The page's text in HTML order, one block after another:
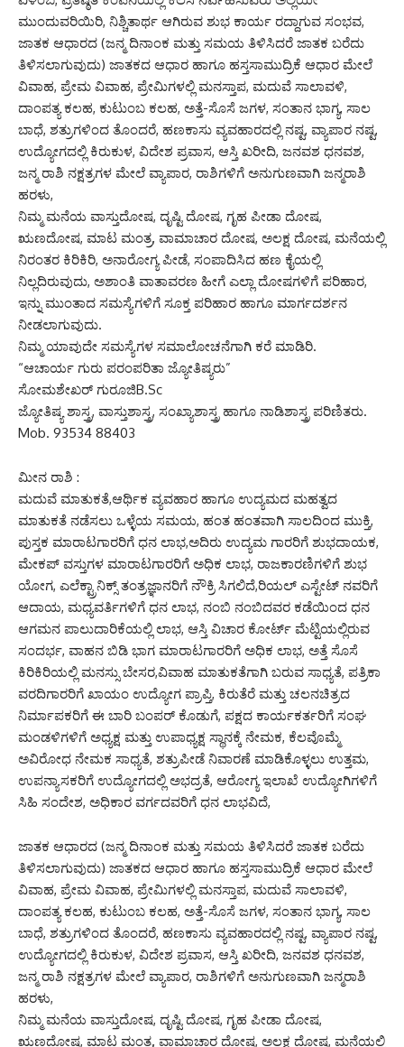
ಮುಂದುವರಿಯಿರಿ, ನಿಶ್ಚಿತಾರ್ಥ ಆಗಿರುವ ಶುಭ ಕಾರ್ಯ ರದ್ದಾಗುವ ಸಂಭವ,
ಜಾತಕ ಆಧಾರದ (ಜನ್ಮ ದಿನಾಂಕ ಮತ್ತು ಸಮಯ ತಿಳಿಸಿದರೆ ಜಾತಕ ಬರೆದು
ತಿಳಿಸಲಾಗುವುದು) ಜಾತಕದ ಆಧಾರ ಹಾಗೂ ಹಸ್ತಸಾಮುದ್ರಿಕೆ ಆಧಾರ ಮೇಲೆ
ವಿವಾಹ, ಪ್ರೇಮ ವಿವಾಹ, ಪ್ರೇಮಿಗಳಲ್ಲಿ ಮನಸ್ತಾಪ, ಮದುವೆ ಸಾಲಾವಳಿ,
ದಾಂಪತ್ಯ ಕಲಹ, ಕುಟುಂಬ ಕಲಹ, ಅತ್ತೆ-ಸೊಸೆ ಜಗಳ, ಸಂತಾನ ಭಾಗ್ಯ, ಸಾಲ
ಬಾಧೆ, ಶತ್ರುಗಳಿಂದ ತೊಂದರೆ, ಹಣಕಾಸು ವ್ಯವಹಾರದಲ್ಲಿ ನಷ್ಟ, ವ್ಯಾಪಾರ ನಷ್ಟ,
ಉದ್ಯೋಗದಲ್ಲಿ ಕಿರುಕುಳ, ವಿದೇಶ ಪ್ರವಾಸ, ಆಸ್ತಿ ಖರೀದಿ, ಜನವಶ ಧನವಶ,
ಜನ್ಮ ರಾಶಿ ನಕ್ಷತ್ರಗಳ ಮೇಲೆ ವ್ಯಾಪಾರ, ರಾಶಿಗಳಿಗೆ ಅನುಗುಣವಾಗಿ ಜನ್ಮರಾಶಿ
ಹರಳು,
ನಿಮ್ಮ ಮನೆಯ ವಾಸ್ತುದೋಷ, ದೃಷ್ಟಿ ದೋಷ, ಗೃಹ ಪೀಡಾ ದೋಷ,
ಋಣದೋಷ, ಮಾಟ ಮಂತ್ರ, ವಾಮಾಚಾರ ದೋಷ, ಅಲಕ್ಷ ದೋಷ, ಮನೆಯಲ್ಲಿ
ನಿರಂತರ ಕಿರಿಕಿರಿ, ಅನಾರೋಗ್ಯ ಪೀಡೆ, ಸಂಪಾದಿಸಿದ ಹಣ ಕೈಯಲ್ಲಿ
ನಿಲ್ಲದಿರುವುದು, ಅಶಾಂತಿ ವಾತಾವರಣ ಹೀಗೆ ಎಲ್ಲಾ ದೋಷಗಳಿಗೆ ಪರಿಹಾರ,
ಇನ್ನು ಮುಂತಾದ ಸಮಸ್ಯೆಗಳಿಗೆ ಸೂಕ್ತ ಪರಿಹಾರ ಹಾಗೂ ಮಾರ್ಗದರ್ಶನ
ನೀಡಲಾಗುವುದು.
ನಿಮ್ಮ ಯಾವುದೇ ಸಮಸ್ಯೆಗಳ ಸಮಾಲೋಚನೆಗಾಗಿ ಕರೆ ಮಾಡಿರಿ.
“ಆಚಾರ್ಯ ಗುರು ಪರಂಪರಿತಾ ಜ್ಯೋತಿಷ್ಯರು”
ಸೋಮಶೇಖರ್ ಗುರೂಜಿB.Sc
ಜ್ಯೋತಿಷ್ಯ ಶಾಸ್ತ್ರ, ವಾಸ್ತುಶಾಸ್ತ್ರ, ಸಂಖ್ಯಾಶಾಸ್ತ್ರ ಹಾಗೂ ನಾಡಿಶಾಸ್ತ್ರ ಪರಿಣಿತರು.
Mob. 93534 88403
ಮೀನ ರಾಶಿ :
ಮದುವೆ ಮಾತುಕತೆ,ಆರ್ಥಿಕ ವ್ಯವಹಾರ ಹಾಗೂ ಉದ್ಯಮದ ಮಹತ್ವದ
ಮಾತುಕತೆ ನಡೆಸಲು ಒಳ್ಳೆಯ ಸಮಯ, ಹಂತ ಹಂತವಾಗಿ ಸಾಲದಿಂದ ಮುಕ್ತಿ,
ಪುಸ್ತಕ ಮಾರಾಟಗಾರರಿಗೆ ಧನ ಲಾಭ,ಅದಿರು ಉದ್ಯಮ ಗಾರರಿಗೆ ಶುಭದಾಯಕ,
ಮೇಕಪ್ ವಸ್ತುಗಳ ಮಾರಾಟಗಾರರಿಗೆ ಅಧಿಕ ಲಾಭ, ರಾಜಕಾರಣಿಗಳಿಗೆ ಶುಭ
ಯೋಗ, ಎಲೆಕ್ಟ್ರಾನಿಕ್ಸ್ ತಂತ್ರಜ್ಞಾನರಿಗೆ ನೌಕ್ರಿ ಸಿಗಲಿದೆ,ರಿಯಲ್ ಎಸ್ಟೇಟ್ ನವರಿಗೆ
ಆದಾಯ, ಮಧ್ಯವರ್ತಿಗಳಿಗೆ ಧನ ಲಾಭ, ನಂಬಿ ನಂಬಿದವರ ಕಡೆಯಿಂದ ಧನ
ಆಗಮನ ಪಾಲುದಾರಿಕೆಯಲ್ಲಿ ಲಾಭ, ಆಸ್ತಿ ವಿಚಾರ ಕೋರ್ಟ್ ಮೆಟ್ಟಿಯಲ್ಲಿರುವ
ಸಂದರ್ಭ, ವಾಹನ ಬಿಡಿ ಭಾಗ ಮಾರಾಟಗಾರರಿಗೆ ಅಧಿಕ ಲಾಭ, ಅತ್ತೆ ಸೊಸೆ
ಕಿರಿಕಿರಿಯಲ್ಲಿ ಮನಸ್ಸು ಬೇಸರ,ವಿವಾಹ ಮಾತುಕತೆಗಾಗಿ ಬರುವ ಸಾಧ್ಯತೆ, ಪತ್ರಿಕಾ
ವರದಿಗಾರರಿಗೆ ಖಾಯಂ ಉದ್ಯೋಗ ಪ್ರಾಪ್ತಿ, ಕಿರುತೆರೆ ಮತ್ತು ಚಲನಚಿತ್ರದ
ನಿರ್ಮಾಪಕರಿಗೆ ಈ ಬಾರಿ ಬಂಪರ್ ಕೊಡುಗೆ, ಪಕ್ಷದ ಕಾರ್ಯಕರ್ತರಿಗೆ ಸಂಘ
ಮಂಡಳಿಗಳಿಗೆ ಅಧ್ಯಕ್ಷ ಮತ್ತು ಉಪಾಧ್ಯಕ್ಷ ಸ್ಥಾನಕ್ಕೆ ನೇಮಕ, ಕೆಲವೊಮ್ಮೆ
ಅವಿರೋಧ ನೇಮಕ ಸಾಧ್ಯತೆ, ಶತ್ರುಪೀಡೆ ನಿವಾರಣೆ ಮಾಡಿಕೊಳ್ಳಲು ಉತ್ತಮ,
ಉಪನ್ಯಾಸಕರಿಗೆ ಉದ್ಯೋಗದಲ್ಲಿ ಅಭದ್ರತೆ, ಆರೋಗ್ಯ ಇಲಾಖೆ ಉದ್ಯೋಗಿಗಳಿಗೆ
ಸಿಹಿ ಸಂದೇಶ, ಅಧಿಕಾರ ವರ್ಗದವರಿಗೆ ಧನ ಲಾಭವಿದೆ,
ಜಾತಕ ಆಧಾರದ (ಜನ್ಮ ದಿನಾಂಕ ಮತ್ತು ಸಮಯ ತಿಳಿಸಿದರೆ ಜಾತಕ ಬರೆದು
ತಿಳಿಸಲಾಗುವುದು) ಜಾತಕದ ಆಧಾರ ಹಾಗೂ ಹಸ್ತಸಾಮುದ್ರಿಕೆ ಆಧಾರ ಮೇಲೆ
ವಿವಾಹ, ಪ್ರೇಮ ವಿವಾಹ, ಪ್ರೇಮಿಗಳಲ್ಲಿ ಮನಸ್ತಾಪ, ಮದುವೆ ಸಾಲಾವಳಿ,
ದಾಂಪತ್ಯ ಕಲಹ, ಕುಟುಂಬ ಕಲಹ, ಅತ್ತೆ-ಸೊಸೆ ಜಗಳ, ಸಂತಾನ ಭಾಗ್ಯ, ಸಾಲ
ಬಾಧೆ, ಶತ್ರುಗಳಿಂದ ತೊಂದರೆ, ಹಣಕಾಸು ವ್ಯವಹಾರದಲ್ಲಿ ನಷ್ಟ, ವ್ಯಾಪಾರ ನಷ್ಟ,
ಉದ್ಯೋಗದಲ್ಲಿ ಕಿರುಕುಳ, ವಿದೇಶ ಪ್ರವಾಸ, ಆಸ್ತಿ ಖರೀದಿ, ಜನವಶ ಧನವಶ,
ಜನ್ಮ ರಾಶಿ ನಕ್ಷತ್ರಗಳ ಮೇಲೆ ವ್ಯಾಪಾರ, ರಾಶಿಗಳಿಗೆ ಅನುಗುಣವಾಗಿ ಜನ್ಮರಾಶಿ
ಹರಳು,
ನಿಮ್ಮ ಮನೆಯ ವಾಸ್ತುದೋಷ, ದೃಷ್ಟಿ ದೋಷ, ಗೃಹ ಪೀಡಾ ದೋಷ,
ಋಣದೋಷ, ಮಾಟ ಮಂತ್ರ, ವಾಮಾಚಾರ ದೋಷ, ಅಲಕ್ಷ ದೋಷ, ಮನೆಯಲ್ಲಿ